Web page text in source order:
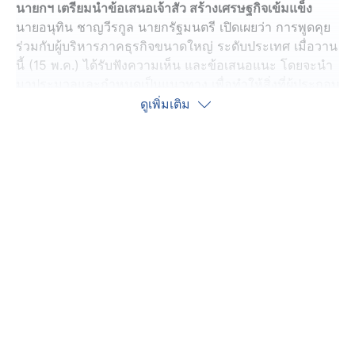
นายกฯ เตรียมนำข้อเสนอเจ้าสัว สร้างเศรษฐกิจเข้มแข็ง
นายอนุทิน ชาญวีรกูล นายกรัฐมนตรี เปิดเผยว่า การพูดคุย
ร่วมกับผู้บริหารภาคธุรกิจขนาดใหญ่ ระดับประเทศ เมื่อวาน
นี้ (15 พ.ค.) ได้รับฟังความเห็น และข้อเสนอแนะ โดยจะนำ
การคาดหวังสัมฤทธิ์ผลได้มากที่สุด เพราะประเทศ ต้องพึ่งผู้
ดูเพิ่มเติม